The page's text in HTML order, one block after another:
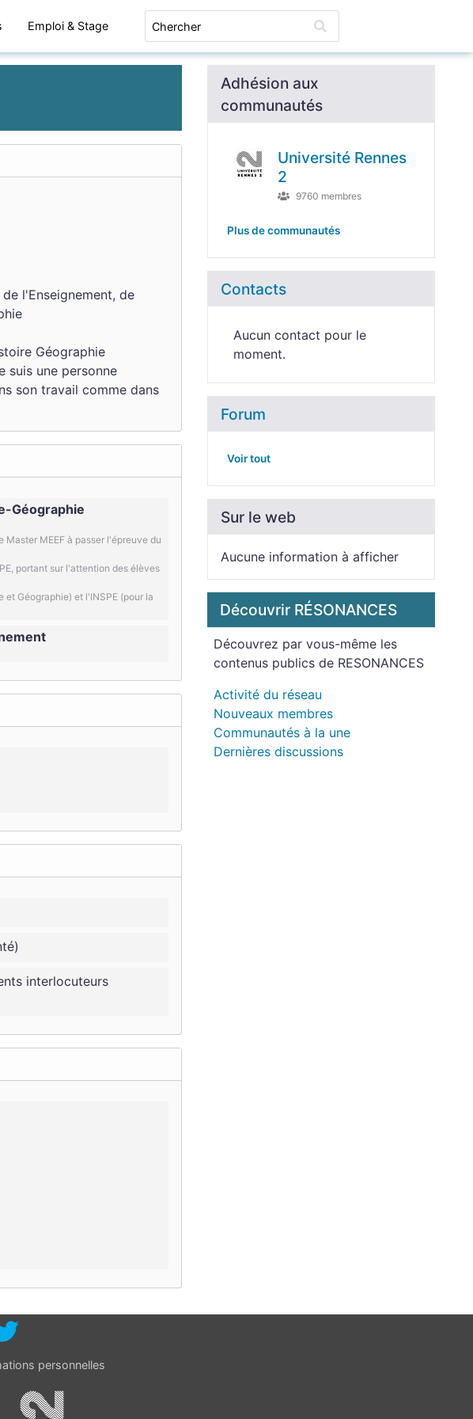
Emploi & Stage
l'Enseignement, de
Géographie
suis une personne
son travail comme dans
Géographie
MEEF à passer l'épreuve du
portant sur l'attention des élèves
Géographie) et l'INSPE (pour la
interlocuteurs
Adhésion aux
communautés
Université Rennes
2
9760 membres
Plus de communautés
Contacts
Aucun contact pour le
moment.
Forum
Voir tout
Sur le web
Aucune information à afficher
Découvrir RÉSONANCES
Découvrez par vous-même les
contenus publics de RESONANCES
Activité du réseau
Nouveaux membres
Communautés à la une
Dernières discussions
personnelles